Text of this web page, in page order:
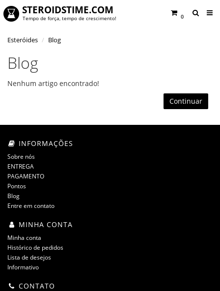
0
STEROIDSTIME.COM
Tempo de força, tempo de crescimento!
Esteróides Blog
Blog
Nenhum artigo encontrado!
Continuar
INFORMAÇÕES
Sobre nós
ENTREGA
PAGAMENTO
Pontos
Blog
Entre em contato
MINHA CONTA
Minha conta
Histórico de pedidos
Lista de desejos
Informativo
CONTATO